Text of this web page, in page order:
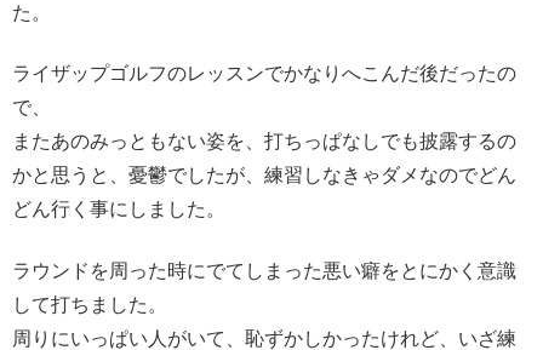
た。
ライザップゴルフのレッスンでかなりへこんだ後だったの
で、
またあのみっともない姿を、打ちっぱなしでも披露するの
かと思うと、憂鬱でしたが、練習しなきゃダメなのでどん
どん行く事にしました。
ラウンドを周った時にでてしまった悪い癖をとにかく意識
して打ちました。
周りにいっぱい人がいて、恥ずかしかったけれど、いざ練